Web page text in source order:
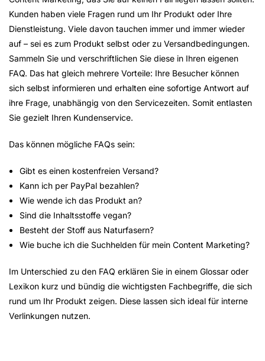
Kunden haben viele Fragen rund um Ihr Produkt oder Ihre
Dienstleistung. Viele davon tauchen immer und immer wieder
auf – sei es zum Produkt selbst oder zu Versandbedingungen.
Sammeln Sie und verschriftlichen Sie diese in Ihren eigenen
FAQ. Das hat gleich mehrere Vorteile: Ihre Besucher können
sich selbst informieren und erhalten eine sofortige Antwort auf
ihre Frage, unabhängig von den Servicezeiten. Somit entlasten
Sie gezielt Ihren Kundenservice.
Das können mögliche FAQs sein:
Gibt es einen kostenfreien Versand?
Kann ich per PayPal bezahlen?
Wie wende ich das Produkt an?
Sind die Inhaltsstoffe vegan?
Besteht der Stoff aus Naturfasern?
Wie buche ich die Suchhelden für mein Content Marketing?
Im Unterschied zu den FAQ erklären Sie in einem Glossar oder
Lexikon kurz und bündig die wichtigsten Fachbegriffe, die sich
rund um Ihr Produkt zeigen. Diese lassen sich ideal für interne
Verlinkungen nutzen.